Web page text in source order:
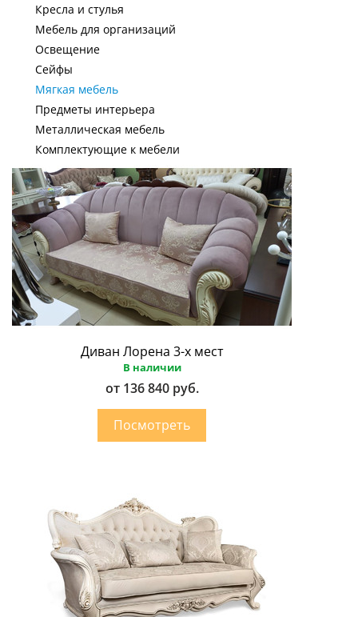
Кресла и стулья
Мебель для организаций
Освещение
Сейфы
Мягкая мебель
Предметы интерьера
Металлическая мебель
Комплектующие к мебели
Диван Лорена 3-х мест
В наличии
от 136 840 руб.